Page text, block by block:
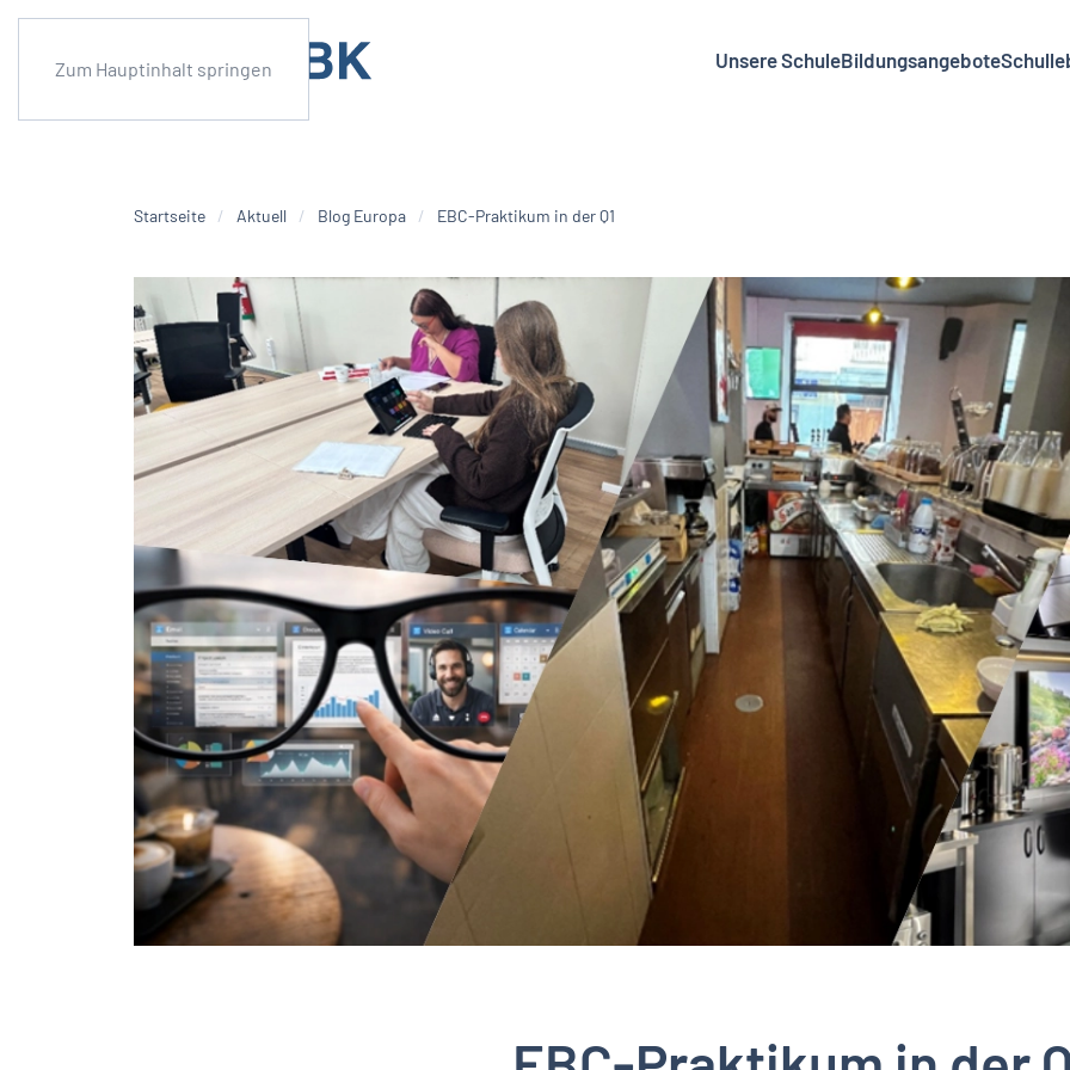
Zum Hauptinhalt springen Unsere SchuleBildungsangebote
Startseite Aktuell Blog Europa EBC-Praktikum in der Q1